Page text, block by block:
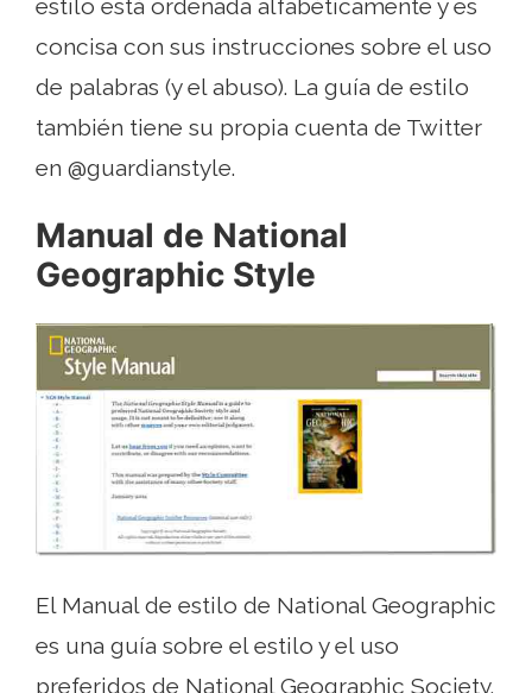
estilo está ordenada alfabéticamente y es
concisa con sus instrucciones sobre el uso
de palabras (y el abuso). La guía de estilo
también tiene su propia cuenta de Twitter
en @guardianstyle.
Manual de National
Geographic Style
El Manual de estilo de National Geographic
es una guía sobre el estilo y el uso
preferidos de National Geographic Society.